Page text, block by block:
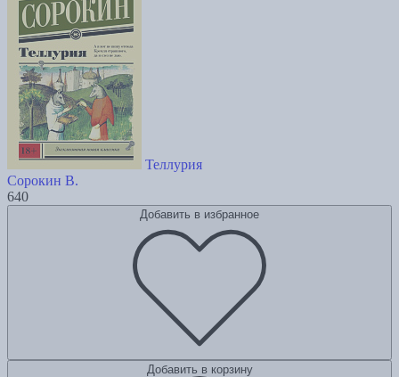
Теллурия
Сорокин В.
640
Добавить в избранное
Добавить в корзину